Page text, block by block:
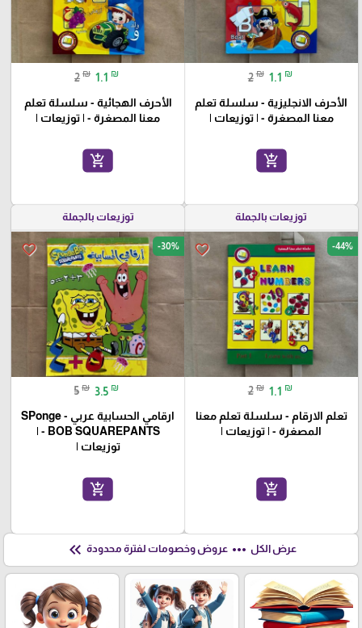
2 ₪ 1.1 ₪
الأحرف الانجليزية - سلسلة تعلم
معنا المصغرة - | توزيعات |
add_shopping_cart
2 ₪ 1.1 ₪
الأحرف الهجائية - سلسلة تعلم
معنا المصغرة - | توزيعات |
add_shopping_cart
توزيعات بالجملة
favorite_border -44%
2 ₪ 1.1 ₪
تعلم الارقام - سلسلة تعلم معنا
المصغرة - | توزيعات |
add_shopping_cart
توزيعات بالجملة
favorite_border -30%
5 ₪ 3.5 ₪
ارقامي الحسابية عربي - SPonge
BOB SQUAREPANTS - |
توزيعات |
add_shopping_cart
عرض الكل more_horiz عروض وخصومات لفترة محدودة keyboard_double_arrow_left